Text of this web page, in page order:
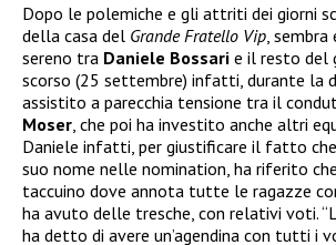
Dopo le polemiche e gli attriti dei giorni
della casa del Grande Fratello Vip ,
sereno tra Daniele Bossari e il resto del
scorso (25 settembre) infatti, durante la
assistito a parecchia tensione tra il
Moser , che poi ha investito anche altri
Daniele infatti, per giustificare il fatto
suo nome nelle nomination, ha riferito
taccuino dove annota tutte le ragazze
ha avuto delle tresche, con relativi voti.
ha detto di avere un’agendina con tutti i